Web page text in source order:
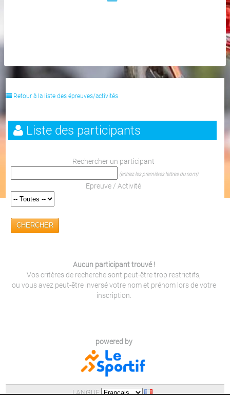
Retour à la liste des épreuves/activités
Liste des participants
Rechercher un participant
(entrez les premières lettres du nom)
Epreuve / Activité
CHERCHER
Aucun participant trouvé !
Vos critères de recherche sont peut-être trop restrictifs,
ou vous avez peut-être inversé votre nom et prénom lors de votre
inscription.
powered by
LANGUE